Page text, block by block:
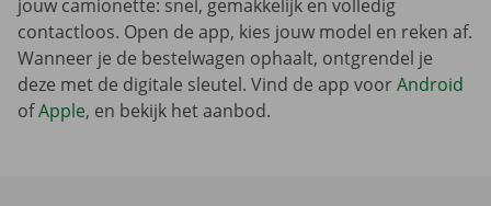
jouw camionette: snel, gemakkelijk en volledig
contactloos. Open de app, kies jouw model en reken af.
Wanneer je de bestelwagen ophaalt, ontgrendel je
deze met de digitale sleutel. Vind de app voorAndroid
ofApple, en bekijk het aanbod.